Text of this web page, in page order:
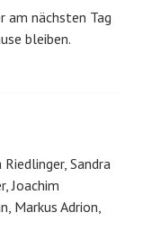
am nächsten Tag
bleiben.
Sandra
Joachim
Markus Adrion,